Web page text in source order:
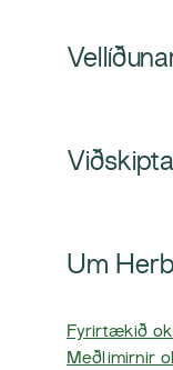
Um
Fyrirtækið
Meðlimirnir